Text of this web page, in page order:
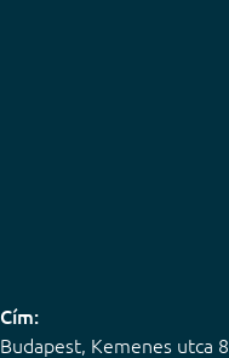
Cím:
Budapest, Kemenes utca